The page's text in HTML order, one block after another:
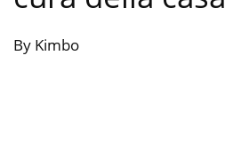
By Kimbo